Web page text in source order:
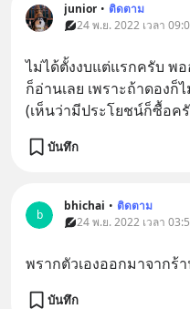
junior • ติดตาม
24 พ.ย. 2022 เวลา
ไม่ได้ตั้งงบแต่แรกครับ พ
ก็อ่านเลย เพราะถ้าดองก็
(เห็นว่ามีประโยชน์ก็ซื้อค
บันทึก
b
bhichai • ติดตาม
24 พ.ย. 2022 เวลา
พรากตัวเองออกมาจากร้
บันทึก